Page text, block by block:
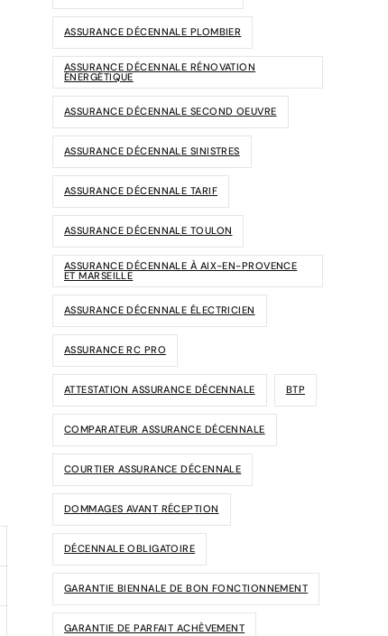
ASSURANCE DÉCENNALE PLOMBIER
ASSURANCE DÉCENNALE RÉNOVATION
ÉNERGÉTIQUE
ASSURANCE DÉCENNALE SECOND OEUVRE
ASSURANCE DÉCENNALE SINISTRES
ASSURANCE DÉCENNALE TARIF
ASSURANCE DÉCENNALE TOULON
ASSURANCE DÉCENNALE À AIX-EN-PROVENCE
ET MARSEILLE
ASSURANCE DÉCENNALE ÉLECTRICIEN
ASSURANCE RC PRO
ATTESTATION ASSURANCE DÉCENNALE BTP
COMPARATEUR ASSURANCE DÉCENNALE
COURTIER ASSURANCE DÉCENNALE
DOMMAGES AVANT RÉCEPTION
DÉCENNALE OBLIGATOIRE
GARANTIE BIENNALE DE BON FONCTIONNEMENT
GARANTIE DE PARFAIT ACHÈVEMENT